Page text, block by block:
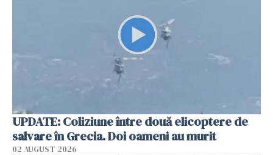
UPDATE: Coliziune între două elicoptere de
salvare în Grecia. Doi oameni au murit
02 AUGUST 2026